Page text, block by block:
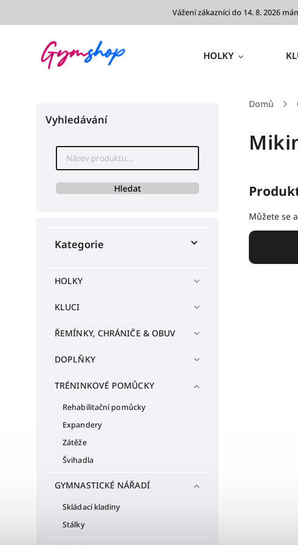
Vážení zákazníci do 14. 8. 2026
HOLKY
Domů /
Vyhledávání
Hledat
Kategorie
HOLKY
KLUCI
ŘEMÍNKY, CHRÁNIČE & OBUV
DOPLŇKY
TRÉNINKOVÉ POMŮCKY
Rehabilitační pomůcky
Expandery
Zátěže
Švihadla
GYMNASTICKÉ NÁŘADÍ
Skládací kladiny
Stálky
Můžete se